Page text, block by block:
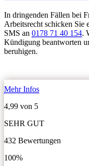
In dringenden Fällen bei
Arbeitsrecht schicken Sie
SMS an 0178 71 40 154.
Kündigung beantworten
beruhigen.
Mehr Infos
4,99 von 5
SEHR GUT
432 Bewertungen
100%